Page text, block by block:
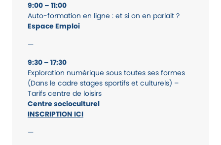
9:00 – 11:00
Auto-formation en ligne : et si on en parlait ?
Espace Emploi
—
9:30 – 17:30
Exploration numérique sous toutes ses formes
(Dans le cadre stages sportifs et culturels) –
Tarifs centre de loisirs
Centre socioculturel
INSCRIPTION ICI
—